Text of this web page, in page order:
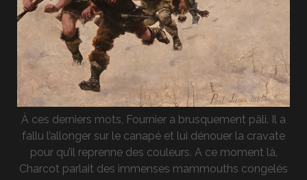
À ces derniers mots, Fournier a brusquement pâli. Il a
fallu l’allonger sur le canapé et lui dénouer la cravate
pour qu’il reprenne des couleurs. A ce moment là,
Charcot parlait des immenses mammouths congelés